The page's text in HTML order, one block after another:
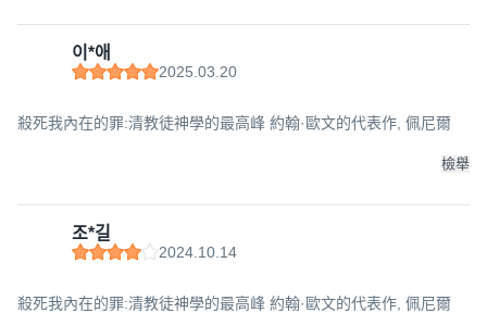
이*애
2025.03.20
殺死我內在的罪:清教徒神學的最高峰 約翰·歐文的代表作, 佩尼爾
檢舉
조*길
2024.10.14
殺死我內在的罪:清教徒神學的最高峰 約翰·歐文的代表作, 佩尼爾